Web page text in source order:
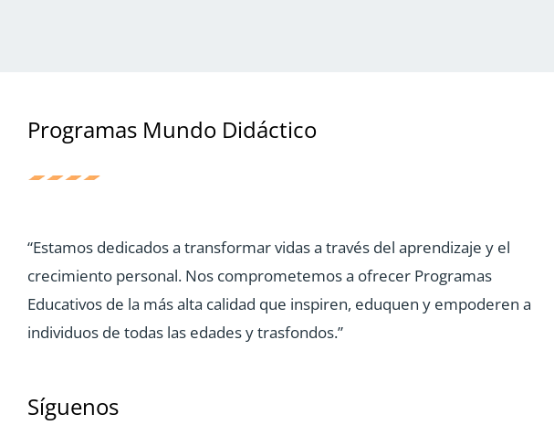
Programas Mundo Didáctico
“Estamos dedicados a transformar vidas a través del aprendizaje y el
crecimiento personal. Nos comprometemos a ofrecer Programas
Educativos de la más alta calidad que inspiren, eduquen y empoderen a
individuos de todas las edades y trasfondos.”
Síguenos